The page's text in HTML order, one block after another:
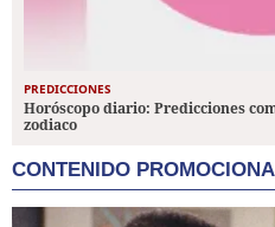
PREDICCIONES
Horóscopo diario: Predicciones
zodiaco
CONTENIDO